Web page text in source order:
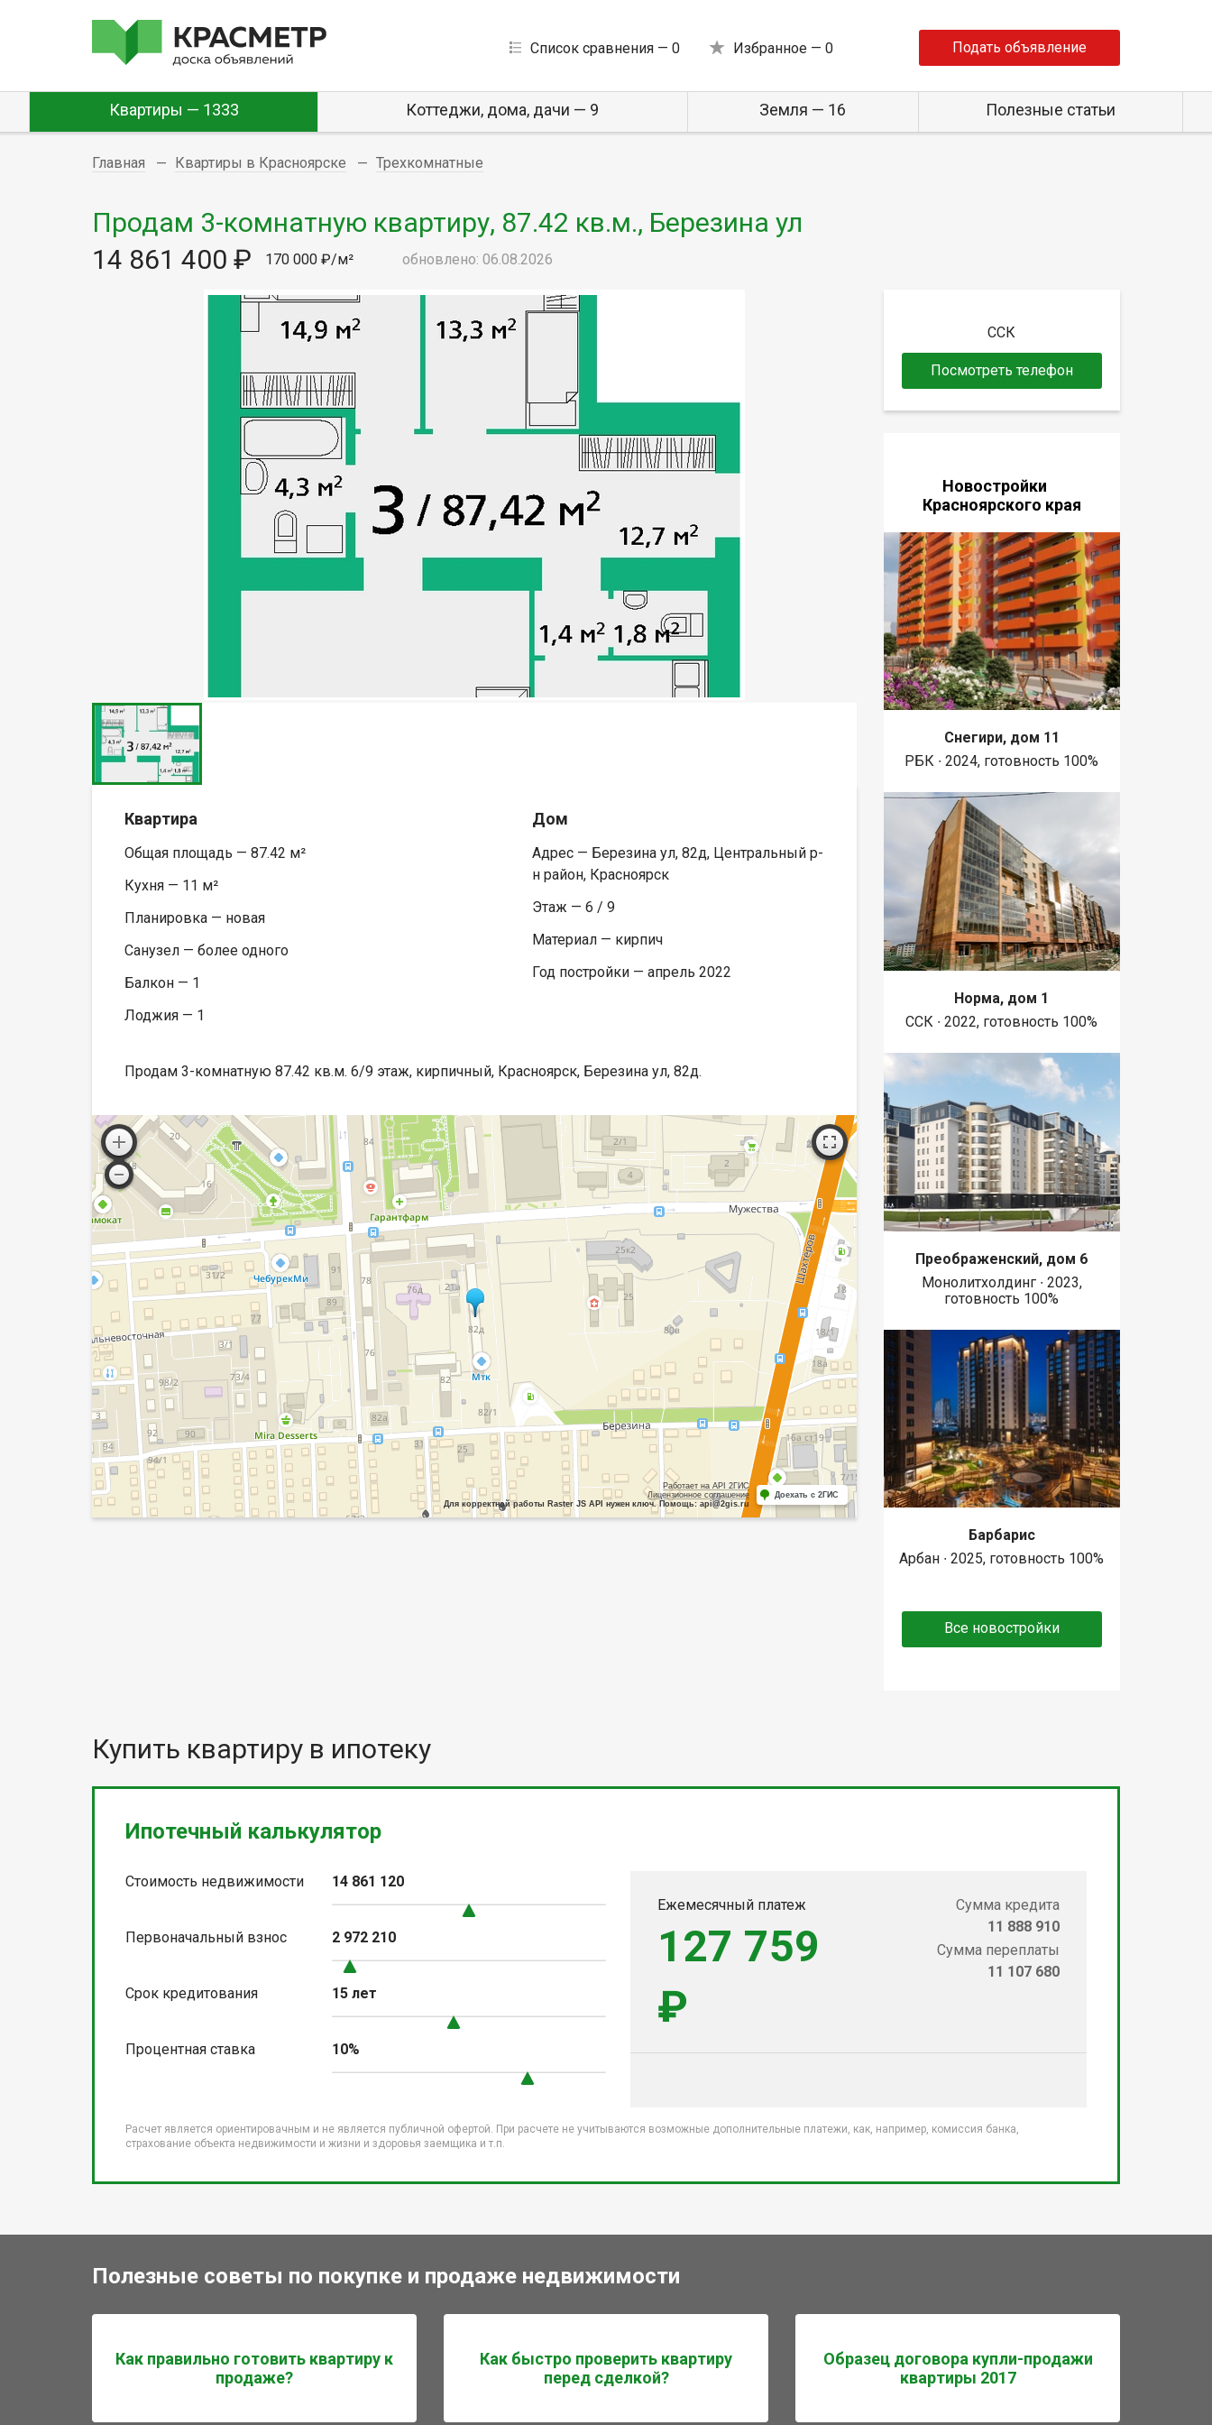
Список сравнения — 0 Избранное — 0 Подать объявление
Квартиры — 1333 Коттеджи, дома, дачи — 9 Земля — 16 Полезные статьи
Главная Квартиры в Красноярске Трехкомнатные
Продам 3-комнатную квартиру, 87.42 кв.м., Березина ул
14 861 400 ₽
170 000 ₽/м² обновлено: 06.08.2026
Квартира
Общая площадь — 87.42 м²
Кухня — 11 м²
Планировка — новая
Санузел — более одного
Балкон — 1
Лоджия — 1
Дом
Адрес — Березина ул, 82д, Центральный р-
н район, Красноярск
Этаж — 6 / 9
Материал — кирпич
Год постройки — апрель 2022
Продам 3-комнатную 87.42 кв.м. 6/9 этаж, кирпичный, Красноярск, Березина ул, 82д.
Работает на API 2ГИС
Лицензионное соглашение
Для корректной работы Raster JS API нужен ключ. Помощь: api@2gis.ru
Доехать с 2ГИС
ССК
Посмотреть телефон
Новостройки
Красноярского края
Снегири, дом 11
РБК ∙ 2024, готовность 100%
Норма, дом 1
ССК ∙ 2022, готовность 100%
Преображенский, дом 6
Монолитхолдинг ∙ 2023,
готовность 100%
Барбарис
Арбан ∙ 2025, готовность 100%
Все новостройки
Купить квартиру в ипотеку
Ипотечный калькулятор
Стоимость недвижимости 14 861 120
Первоначальный взнос 2 972 210
Срок кредитования 15 лет
Процентная ставка 10%
Ежемесячный платеж
127 759
₽
Сумма кредита
11 888 910
Сумма переплаты
11 107 680
Расчет является ориентировачным и не является публичной офертой. При расчете не учитываются возможные дополнительные платежи, как, например, комиссия банка,
страхование объекта недвижимости и жизни и здоровья заемщика и т.п.
Полезные советы по покупке и продаже недвижимости
Как правильно готовить квартиру к
продаже?
Как быстро проверить квартиру
перед сделкой?
Образец договора купли-продажи
квартиры 2017